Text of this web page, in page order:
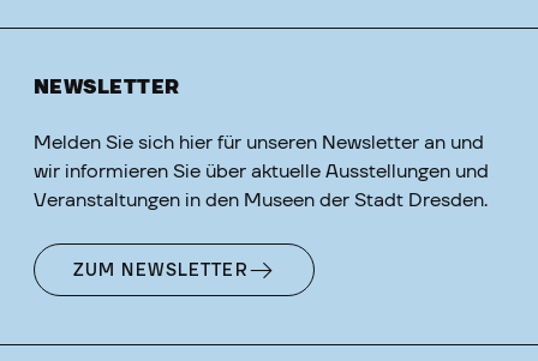
NEWSLETTER
Melden Sie sich hier für unseren Newsletter an und
wir informieren Sie über aktuelle Ausstellungen und
Veranstaltungen in den Museen der Stadt Dresden.
ZUM NEWSLETTER